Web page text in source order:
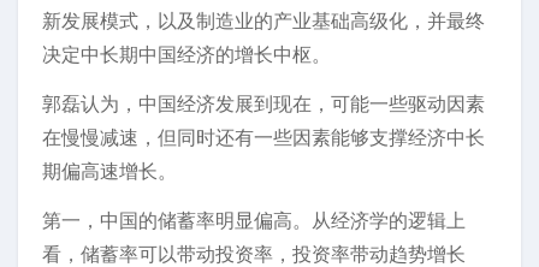
新发展模式，以及制造业的产业基础高级化，并最终
决定中长期中国经济的增长中枢。
郭磊认为，中国经济发展到现在，可能一些驱动因素
在慢慢减速，但同时还有一些因素能够支撑经济中长
期偏高速增长。
第一，中国的储蓄率明显偏高。从经济学的逻辑上
看，储蓄率可以带动投资率，投资率带动趋势增长